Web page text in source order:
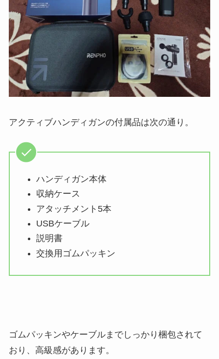
アクティブハンディガンの付属品は次の通り。
ハンディガン本体
収納ケース
アタッチメント5本
USBケーブル
説明書
交換用ゴムパッキン
ゴムパッキンやケーブルまでしっかり梱包されて
おり、高級感があります。